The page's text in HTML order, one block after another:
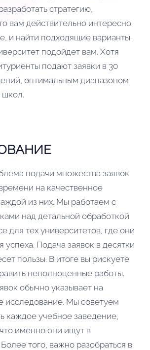
стратегию,
вам действительно интересно
и найти подходящие варианты.
подойдет вам. Хотя
подают заявки в 30
оптимальным диапазоном
школ.
подачи множества заявок
на качественное
из них. Мы работаем с
над детальной обработкой
для тех университетов, где они
успеха. Подача заявок в десятки
пользы. В итоге вы рискуете
неполноценные работы.
обычно указывает на
исследование. Мы советуем
каждое учебное заведение,
именно они ищут в
того, важно разобраться в